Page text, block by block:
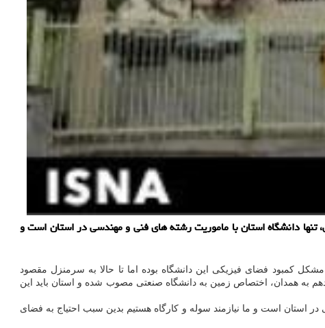
دانشگاه استان با ماموریت رشته های فنی و مهندسی در استان است و
کمبود فضای فیزیکی این دانشگاه بوده اما تا حالا به سرمنزل مقصود
به همدان، اختصاص زمین به دانشگاه صنعتی مصوب شده و استان باید این
های فنی و مهندسی در استان است و ما نیازمند سوله و کارگاه هستیم بدین سبب احتیاج به فضای